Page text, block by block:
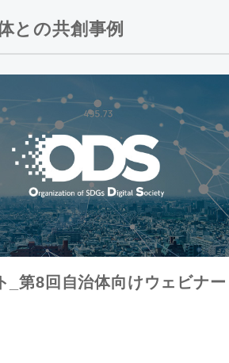
との共創事例
_第8回自治体向けウェビナー